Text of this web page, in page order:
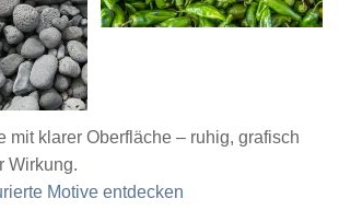
mit klarer Oberfläche – ruhig, grafisch
Wirkung.
Motive entdecken